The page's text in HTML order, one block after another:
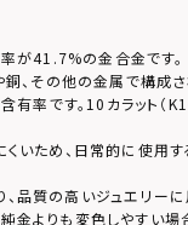
が41.7%の金合金です。
、その他の金属で構成さ
有率です。10カラット（
くいため、日常的に使用
品質の高いジュエリーに
金よりも変色しやすい場